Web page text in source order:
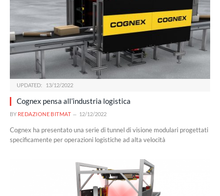
UPDATED: 13/12/2022
Cognex pensa all’industria logistica
BY REDAZIONE BITMAT 12/12/2022
Cognex ha presentato una serie di tunnel di visione modulari progettati
specificamente per operazioni logistiche ad alta velocità